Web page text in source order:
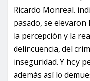
Ricardo Monreal,
pasado, se elevaron
la percepción y la
delincuencia, del
inseguridad. Y hoy
además así lo